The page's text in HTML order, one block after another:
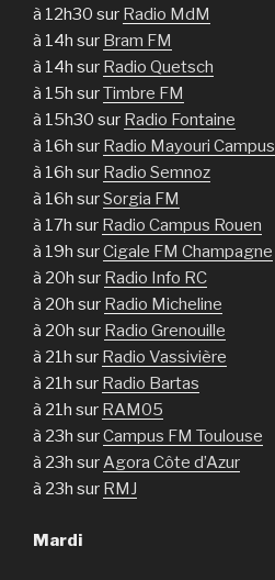
à 12h30 sur Radio MdM
à 14h sur Bram FM
à 14h sur Radio Quetsch
à 15h surTimbre FM
à 15h30 sur Radio Fontaine
à 16h sur Radio Mayouri Campus
à 16h sur Radio Semnoz
à 16h surSorgia FM
à 17h sur Radio Campus Rouen
à 19h surCigale FM Champagne
à 20h sur Radio Info RC
à 20h sur Radio Micheline
à 20h sur Radio Grenouille
à 21h sur Radio Vassivière
à 21h sur Radio Bartas
à 21h sur RAM05
à 23h surCampus FM Toulouse
à 23h surAgora Côte d’Azur
à 23h sur RMJ
Mardi